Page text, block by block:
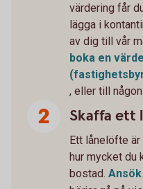
värdering får
lägga i
av dig till vår
boka en
, eller till
Skaffa ett
Ett lånelöfte
hur mycket du
bostad.